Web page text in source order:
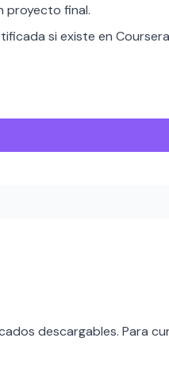
proyecto final.
si existe en
descargables. Para